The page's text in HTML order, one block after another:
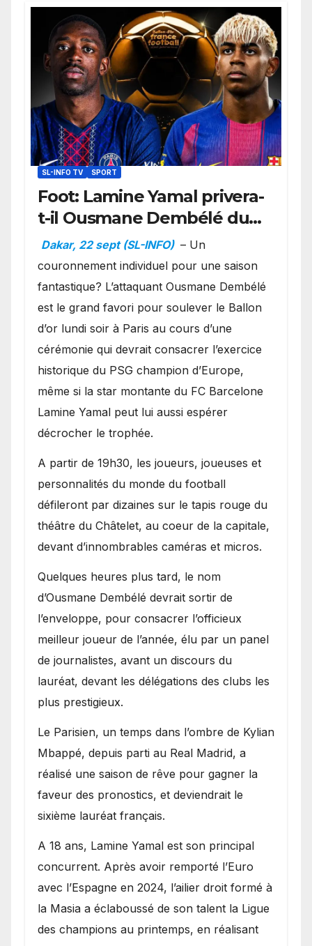
SL-INFO TV SPORT
Foot: Lamine Yamal privera-
t-il Ousmane Dembélé du
Ballon d’or ?
Dakar, 22 sept (SL-INFO) – Un
couronnement individuel pour une saison
fantastique? L’attaquant Ousmane Dembélé
est le grand favori pour soulever le Ballon
d’or lundi soir à Paris au cours d’une
cérémonie qui devrait consacrer l’exercice
historique du PSG champion d’Europe,
même si la star montante du FC Barcelone
Lamine Yamal peut lui aussi espérer
décrocher le trophée.
A partir de 19h30, les joueurs, joueuses et
personnalités du monde du football
défileront par dizaines sur le tapis rouge du
théâtre du Châtelet, au coeur de la capitale,
devant d’innombrables caméras et micros.
Quelques heures plus tard, le nom
d’Ousmane Dembélé devrait sortir de
l’enveloppe, pour consacrer l’officieux
meilleur joueur de l’année, élu par un panel
de journalistes, avant un discours du
lauréat, devant les délégations des clubs les
plus prestigieux.
Le Parisien, un temps dans l’ombre de Kylian
Mbappé, depuis parti au Real Madrid, a
réalisé une saison de rêve pour gagner la
faveur des pronostics, et deviendrait le
sixième lauréat français.
A 18 ans, Lamine Yamal est son principal
concurrent. Après avoir remporté l’Euro
avec l’Espagne en 2024, l’ailier droit formé à
la Masia a éclaboussé de son talent la Ligue
des champions au printemps, en réalisant